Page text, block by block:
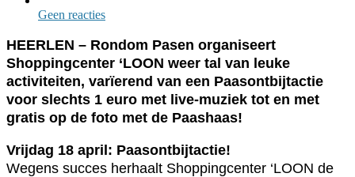
Geen reacties
HEERLEN – Rondom Pasen organiseert
Shoppingcenter ‘LOON weer tal van leuke
activiteiten, varïerend van een Paasontbijtactie
voor slechts 1 euro met live-muziek tot en met
gratis op de foto met de Paashaas!
Vrijdag 18 april: Paasontbijtactie!
Wegens succes herhaalt Shoppingcenter ‘LOON de